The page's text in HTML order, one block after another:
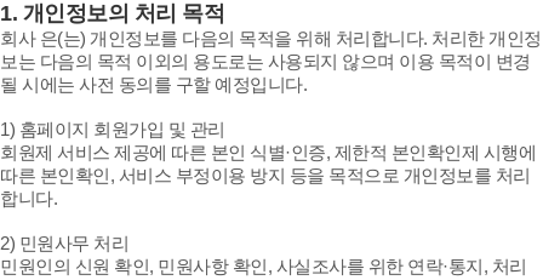
1. 개인정보의 처리 목적
회사 은(는) 개인정보를 다음의 목적을 위해 처리합니다. 처리한 개인정
보는 다음의 목적 이외의 용도로는 사용되지 않으며 이용 목적이 변경
될 시에는 사전 동의를 구할 예정입니다.
1) 홈페이지 회원가입 및 관리
회원제 서비스 제공에 따른 본인 식별·인증, 제한적 본인확인제 시행에
따른 본인확인, 서비스 부정이용 방지 등을 목적으로 개인정보를 처리
합니다.
2) 민원사무 처리
민원인의 신원 확인, 민원사항 확인, 사실조사를 위한 연락·통지, 처리